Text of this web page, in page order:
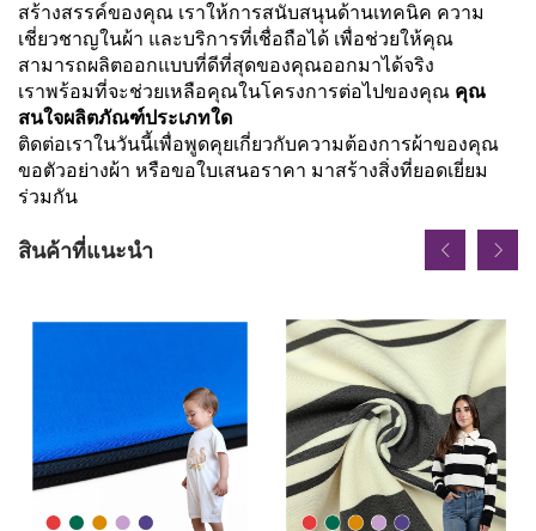
สร้างสรรค์ของคุณ เราให้การสนับสนุนด้านเทคนิค ความ
เชี่ยวชาญในผ้า และบริการที่เชื่อถือได้ เพื่อช่วยให้คุณ
สามารถผลิตออกแบบที่ดีที่สุดของคุณออกมาได้จริง
เราพร้อมที่จะช่วยเหลือคุณในโครงการต่อไปของคุณ คุณ
สนใจผลิตภัณฑ์ประเภทใด
ติดต่อเราในวันนี้เพื่อพูดคุยเกี่ยวกับความต้องการผ้าของคุณ
ขอตัวอย่างผ้า หรือขอใบเสนอราคา มาสร้างสิ่งที่ยอดเยี่ยม
ร่วมกัน
สินค้าที่แนะนำ